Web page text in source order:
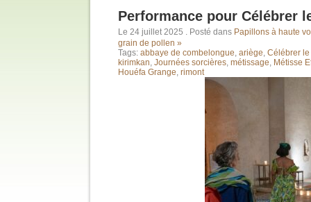
Performance pour Célébrer
Le 24 juillet 2025 . Posté dans Papillons à haute
grain de pollen »
Tags: abbaye de combelongue, ariège, Célébrer
kirimkan, Journées sorcières, métissage, Métisse
Houéfa Grange, rimont